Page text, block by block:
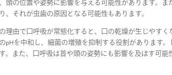
頭の位置や姿勢に影響を与える可能性があります。
それが虫歯の原因となる可能性もあります。
理由で口呼吸が常態化すると、口の乾燥が生じやす
pHを中和し、細菌の増殖を抑制する役割があります
。また、口呼吸は首や頭の姿勢にも影響を及ぼす可